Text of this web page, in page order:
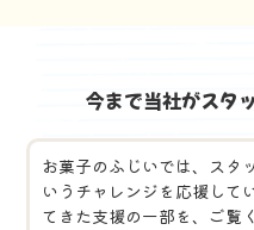
今まで当社がスタ
お菓子のふじいでは、スタ
いうチャレンジを応援して
てきた支援の一部を、ご覧